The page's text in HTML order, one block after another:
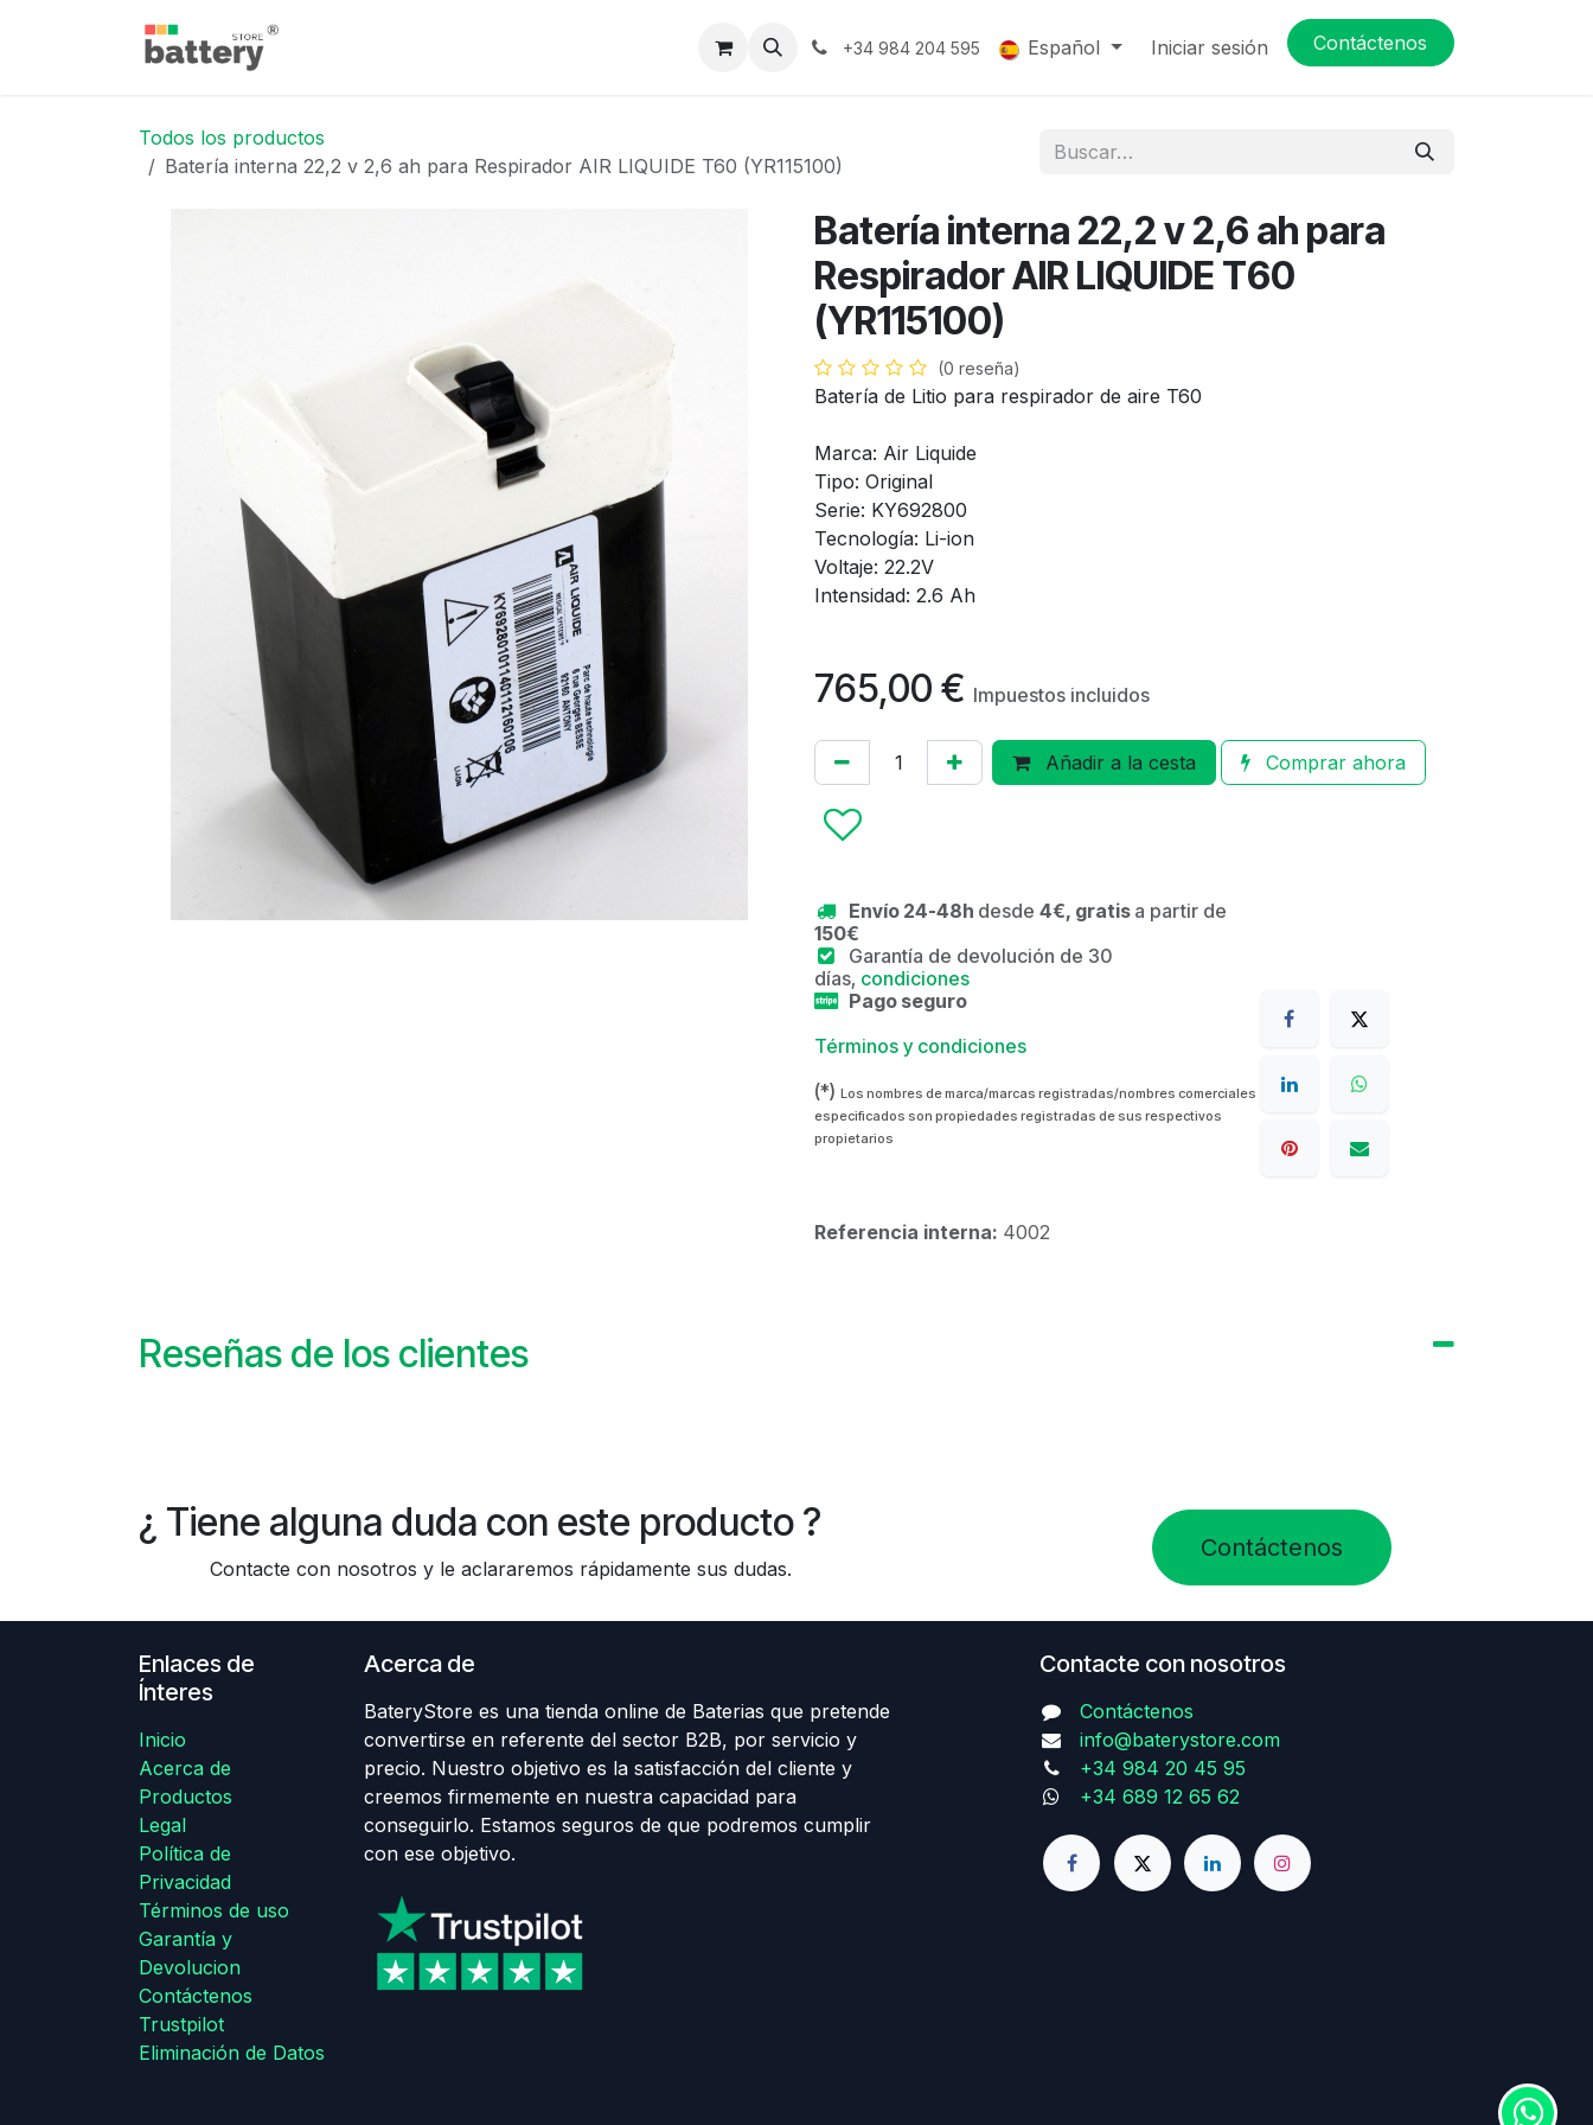
+34 984 204 595 Español Iniciar sesión Contáctenos
Todos los productos
Batería interna 22,2 v 2,6 ah para Respirador AIR LIQUIDE T60 (YR115100)
Batería interna 22,2 v 2,6 ah para
Respirador AIR LIQUIDE T60
(YR115100)
(0 reseña)
Batería de Litio para respirador de aire T60
Marca: Air Liquide
Tipo: Original
Serie: KY692800
Tecnología: Li-ion
Voltaje: 22.2V
Intensidad: 2.6 Ah
765,00 € Impuestos incluidos
Añadir a la cesta Comprar ahora
Envío 24-48h desde 4€, gratis a partir de
150€
Garantía de devolución de 30
días, condiciones
Pago seguro
Términos y condiciones
(*) Los nombres de marca/marcas registradas/nombres comerciales
especificados son propiedades registradas de sus respectivos
propietarios
Referencia interna: 4002
Reseñas de los clientes
¿ Tiene alguna duda con este producto ?
Contacte con nosotros y le aclararemos rápidamente sus dudas.
Contáctenos
Enlaces de
Ínteres
Inicio
Acerca de
Productos
Legal
Política de
Privacidad
Términos de uso
Garantía y
Devolucion
Contáctenos
Trustpilot
Eliminación de Datos
Acerca de
BateryStore es una tienda online de Baterias que pretende
convertirse en referente del sector B2B, por servicio y
precio. Nuestro objetivo es la satisfacción del cliente y
creemos firmemente en nuestra capacidad para
conseguirlo. Estamos seguros de que podremos cumplir
con ese objetivo.
Contacte con nosotros
Contáctenos
info@baterystore.com
+34 984 20 45 95
+34 689 12 65 62